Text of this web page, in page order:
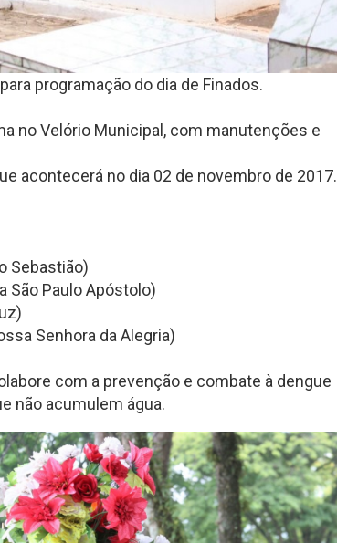
programação do dia de Finados.
no Velório Municipal, com manutenções e
acontecerá no dia 02 de novembro de 2017.
Sebastião)
São Paulo Apóstolo)
Senhora da Alegria)
com a prevenção e combate à dengue
não acumulem água.